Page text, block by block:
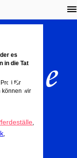
es
in die Tat
für
können wir
,
,